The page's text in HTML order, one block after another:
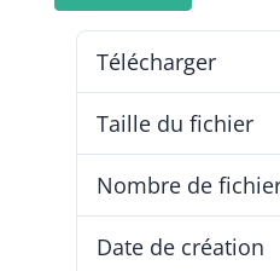
Télécharger
Taille du fichier
Nombre de
Date de création